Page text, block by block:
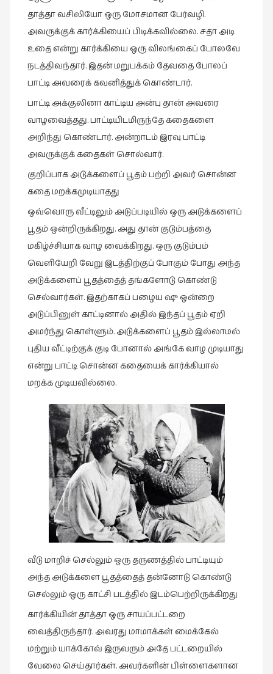
நேர்காணல்
படித்தவை
பயணங்கள்
பரிந்துரை
புகைப்படக்கலை
புத்தக
புத்தக
விமர்சனம்
தினங்கள்
புனைவுக்குறிப்புகள்
மொழியாக்கம்
வரலாறு
வாசிப்பில்
இன்று
தாத்தா வசிலியோ ஒரு மோசமான பேர்வழி.
அவருக்குக் கார்க்கியைப் பிடிக்கவில்லை. சதா அடி
உதை என்று கார்க்கியை ஒரு விலங்கைப் போலவே
நடத்திவந்தார். இதன் மறுபக்கம் தேவதை போலப்
பாட்டி அவரைக் கவனித்துக் கொண்டார்.
பாட்டி அக்குலினா காட்டிய அன்பு தான் அவரை
வாழவைத்தது. பாட்டியிடமிருந்தே கதைகளை
அறிந்து கொண்டார். அன்றாடம் இரவு பாட்டி
அவருக்குக் கதைகள் சொல்வார்.
குறிப்பாக அடுக்களைப் பூதம் பற்றி அவர் சொன்ன
கதை மறக்கமுடியாதது
ஒவ்வொரு வீட்டிலும் அடுப்படியில் ஒரு அடுக்களைப்
பூதம் ஒன்றிருக்கிறது. அது தான் குடும்பத்தை
மகிழ்ச்சியாக வாழ வைக்கிறது. ஒரு குடும்பம்
வெளியேறி வேறு இடத்திற்குப் போகும் போது அந்த
அடுக்களைப் பூதத்தைத் தங்களோடு கொண்டு
செல்வார்கள். இதற்காகப் பழைய ஷு ஒன்றை
அடுப்பினுள் காட்டினால் அதில் இந்தப் பூதம் ஏறி
அமர்ந்து கொள்ளும். அடுக்களைப் பூதம் இல்லாமல்
புதிய வீட்டிற்குக் குடி போனால் அங்கே வாழ முடியாது
என்று பாட்டி சொன்ன கதையைக் கார்க்கியால்
மறக்க முடியவில்லை.
வீடு மாறிச் செல்லும் ஒரு தருணத்தில் பாட்டியும்
அந்த அடுக்களை பூதத்தைத் தன்னோடு கொண்டு
செல்லும் ஒரு காட்சி படத்தில் இடம்பெற்றிருக்கிறது
கார்க்கியின் தாத்தா ஒரு சாயப்பட்டறை
வைத்திருந்தார். அவரது மாமாக்கள் மைக்கேல்
மற்றும் யாக்கோவ் இருவரும் அதே பட்டறையில்
வேலை செய்தார்கள். அவர்களின் பிள்ளைகளான